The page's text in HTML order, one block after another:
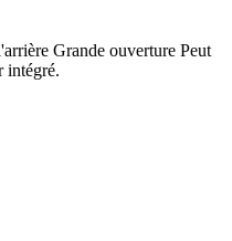
Grande ouverture Peut
intégré.